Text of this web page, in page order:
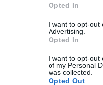
Opted In
I want to opt-out
Advertising.
Opted In
I want to opt-out
of my Personal
was collected.
Opted Out
WhatsApp